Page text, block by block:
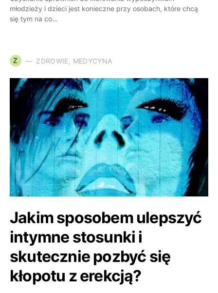
młodzieży i dzieci jest konieczne przy osobach, które chcą
się tym na co…
Z ZDROWIE, MEDYCYNA
Jakim sposobem ulepszyć
intymne stosunki i
skutecznie pozbyć się
kłopotu z erekcją?